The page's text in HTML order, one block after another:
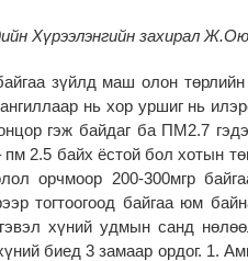
Хүрээлэнгийн захирал
зүйлд маш олон
нь хор уршиг нь
гэж байдаг ба ПМ2.7
2.5 байх ёстой бол хотын
орчмоор 200-300мгр
тогтоогоод байгаа юм
хүний удмын санд
биед 3 замаар ордог. 1.